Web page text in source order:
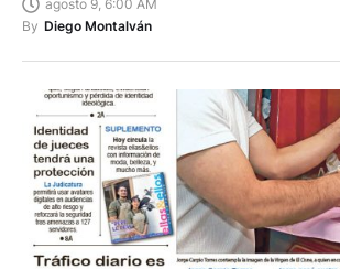
agosto 9, 6:00 AM
By Diego Montalván